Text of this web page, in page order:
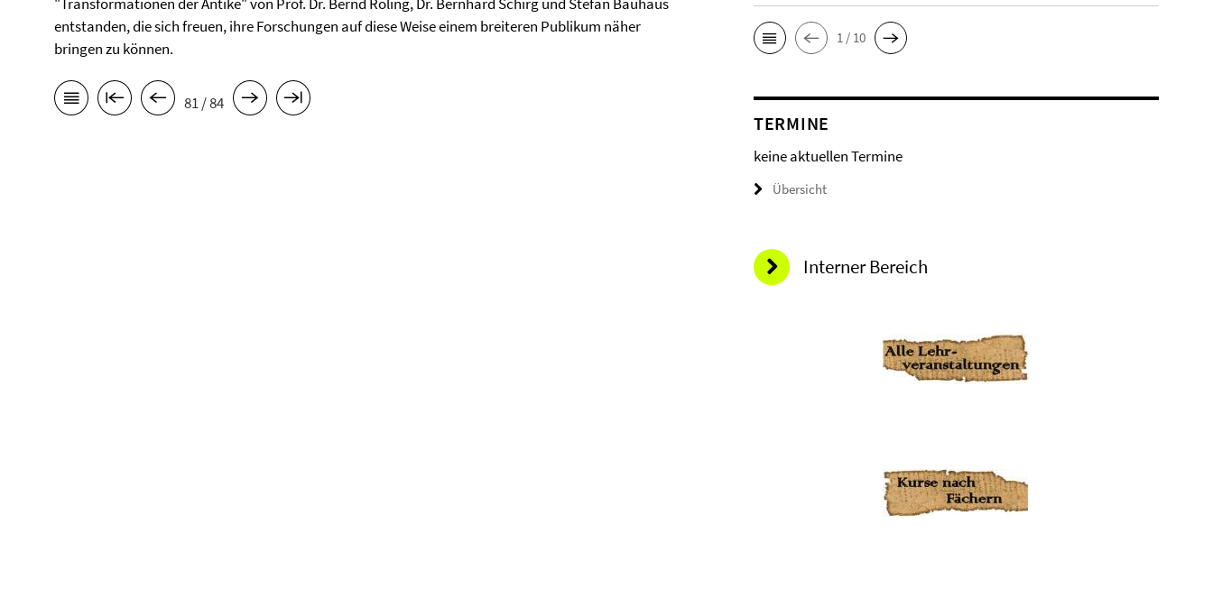
entstanden, die sich freuen, ihre Forschungen auf diese Weise einem breiteren Publikum näher
bringen zu können.
81 / 84
1 / 10
TERMINE
keine aktuellen Termine
Übersicht
Interner Bereich